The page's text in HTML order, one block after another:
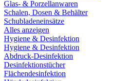
Glas- & Porzellanwaren
Schalen, Dosen & Behälter
Schubladeneinsätze
Alles anzeigen
Hygiene & Desinfektion
Hygiene & Desinfektion
Abdruck-Desinfektion
Desinfektionstücher
Flächendesinfektion